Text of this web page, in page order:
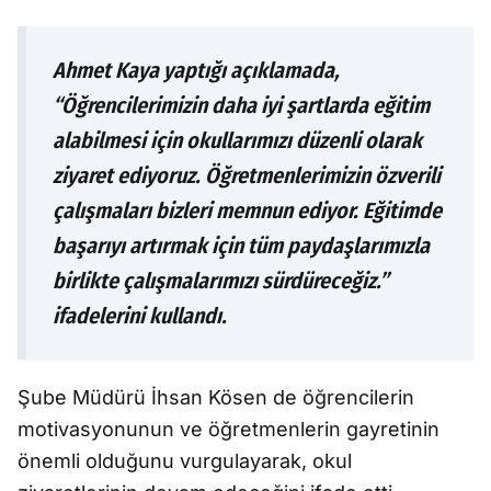
Ahmet Kaya yaptığı açıklamada,
“Öğrencilerimizin daha iyi şartlarda eğitim
alabilmesi için okullarımızı düzenli olarak
ziyaret ediyoruz. Öğretmenlerimizin özverili
çalışmaları bizleri memnun ediyor. Eğitimde
başarıyı artırmak için tüm paydaşlarımızla
birlikte çalışmalarımızı sürdüreceğiz.”
ifadelerini kullandı.
Şube Müdürü İhsan Kösen de öğrencilerin
motivasyonunun ve öğretmenlerin gayretinin
önemli olduğunu vurgulayarak, okul